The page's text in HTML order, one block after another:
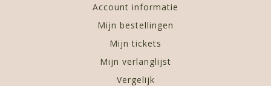
Account informatie
Mijn bestellingen
Mijn tickets
Mijn verlanglijst
Vergelijk